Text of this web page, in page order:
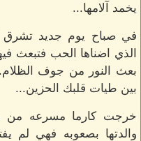
يخمد آلامها...
في صباح يوم جديد تشرق
الذي اضناها الحب فتبعث
بعث النور من جوف
بين طيات قلبك الحزين...
خرجت كارما مسرعه من
والدتها بصعوبه فهي لم